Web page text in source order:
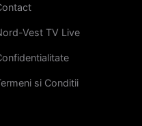
Vest TV Live
si Conditii